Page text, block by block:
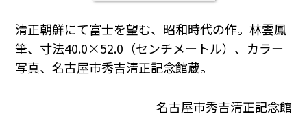
清正朝鮮にて富士を望む、昭和時代の作。林雲鳳
筆、寸法40.0×52.0（センチメートル）、カラー
写真、名古屋市秀吉清正記念館蔵。
名古屋市秀吉清正記念館